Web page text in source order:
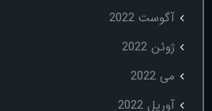
آگوست 2022
ژوئن 2022
می 2022
آوریل 2022